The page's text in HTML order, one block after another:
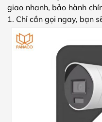
giao nhanh, bảo hành
1. Chỉ cần gọi ngay, bạn